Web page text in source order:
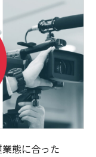
態に合った